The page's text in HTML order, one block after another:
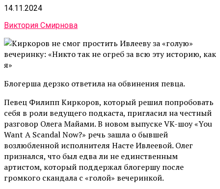
14.11.2024
Виктория Смирнова
Блогерша дерзко ответила на обвинения певца.
Певец Филипп Киркоров, который решил попробовать
себя в роли ведущего подкаста, пригласил на честный
разговор Олега Майами. В новом выпуске VK-шоу «You
Want A Scandal Now?» речь зашла о бывшей
возлюбленной исполнителя Насте Ивлеевой. Олег
признался, что был едва ли не единственным
артистом, который поддержал блогершу после
громкого скандала с «голой» вечеринкой.